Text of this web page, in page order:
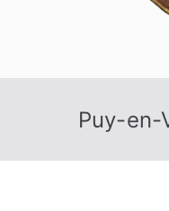
Puy-en-